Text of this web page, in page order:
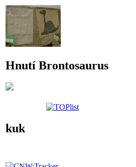
Hnutí Brontosaurus
kuk